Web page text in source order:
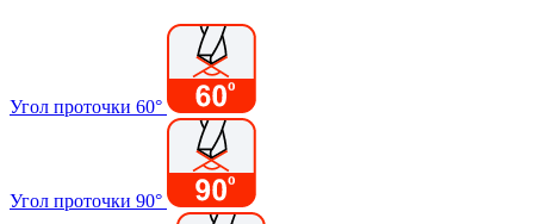
Угол проточки 60°
Угол проточки 90°